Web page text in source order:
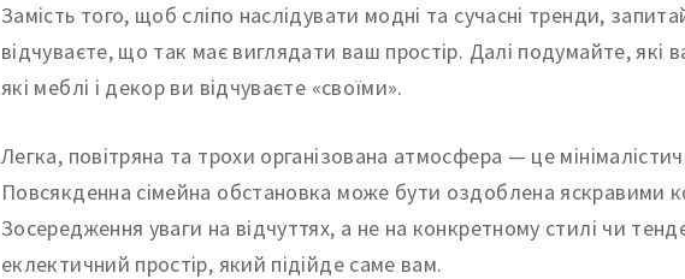
Замість того, щоб сліпо наслідувати модні та сучасні тренди,
відчуваєте, що так має виглядати ваш простір. Далі подумайте,
які меблі і декор ви відчуваєте «своїми».
Легка, повітряна та трохи організована атмосфера — це
Повсякденна сімейна обстановка може бути оздоблена яскравими
Зосередження уваги на відчуттях, а не на конкретному стилі чи
еклектичний простір, який підійде саме вам.